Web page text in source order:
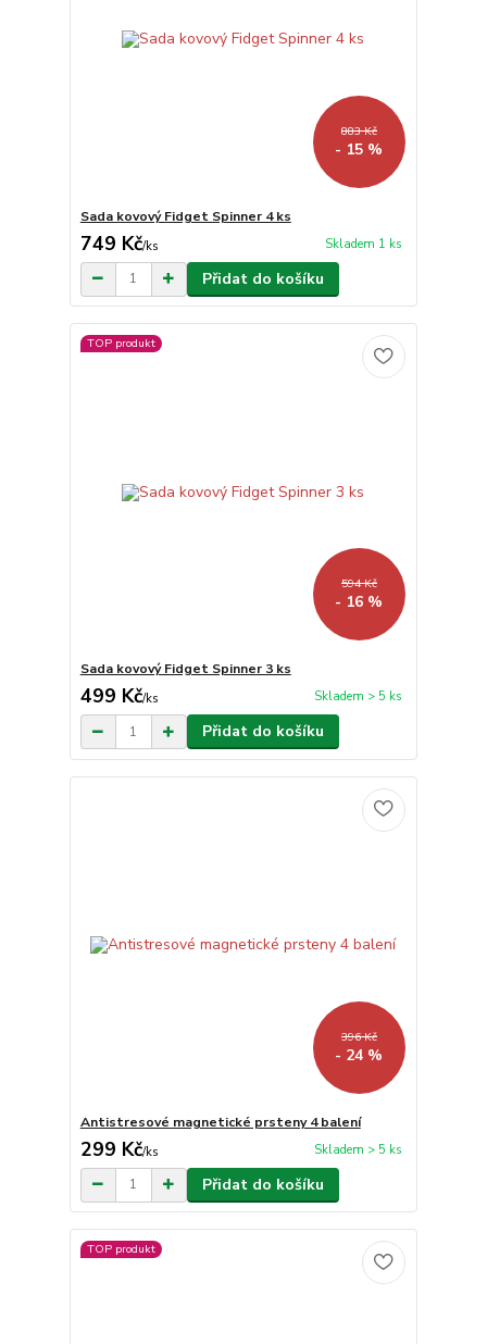
883 Kč
- 15 %
Sada kovový Fidget Spinner 4 ks
749 Kč/ks Skladem 1 ks
Přidat do košíku
TOP produkt
594 Kč
- 16 %
Sada kovový Fidget Spinner 3 ks
499 Kč/ks Skladem > 5 ks
Přidat do košíku
396 Kč
- 24 %
Antistresové magnetické prsteny 4 balení
299 Kč/ks Skladem > 5 ks
Přidat do košíku
TOP produkt